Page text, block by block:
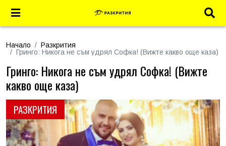
Начало
Разкрития
Гринго: Никога не съм удрял Софка! (Вижте какво още каза)
РАЗКРИТИЯ
Гринго: Никога не съм удрял Софка! (Вижте
какво още каза)